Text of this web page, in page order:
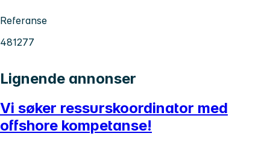
Referanse
481277
Lignende annonser
Vi søker ressurskoordinator med
offshore kompetanse!